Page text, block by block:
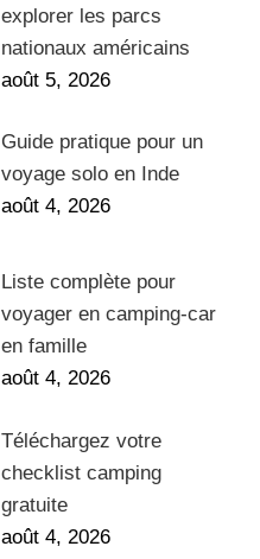
explorer les parcs
nationaux américains
août 5, 2026
Guide pratique pour un
voyage solo en Inde
août 4, 2026
Liste complète pour
voyager en camping-car
en famille
août 4, 2026
Téléchargez votre
checklist camping
gratuite
août 4, 2026